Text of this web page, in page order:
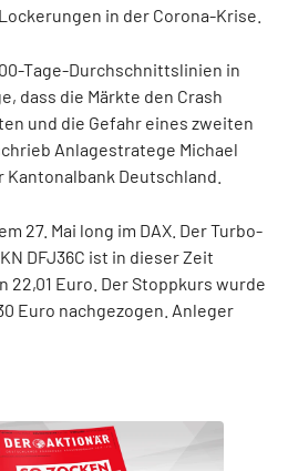
in der Corona-Krise.
Tage-Durchschnittslinien in
dass die Märkte den Crash
und die Gefahr eines zweiten
Anlagestratege Michael
Deutschland.
27. Mai long im DAX. Der Turbo-
DFJ36C ist in dieser Zeit
22,01 Euro. Der Stoppkurs wurde
Euro nachgezogen. Anleger